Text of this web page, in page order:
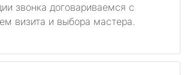
звонка договариваемся с
визита и выбора мастера.